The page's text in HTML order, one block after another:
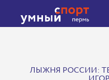
ЛЫЖНЯ РОССИИ: